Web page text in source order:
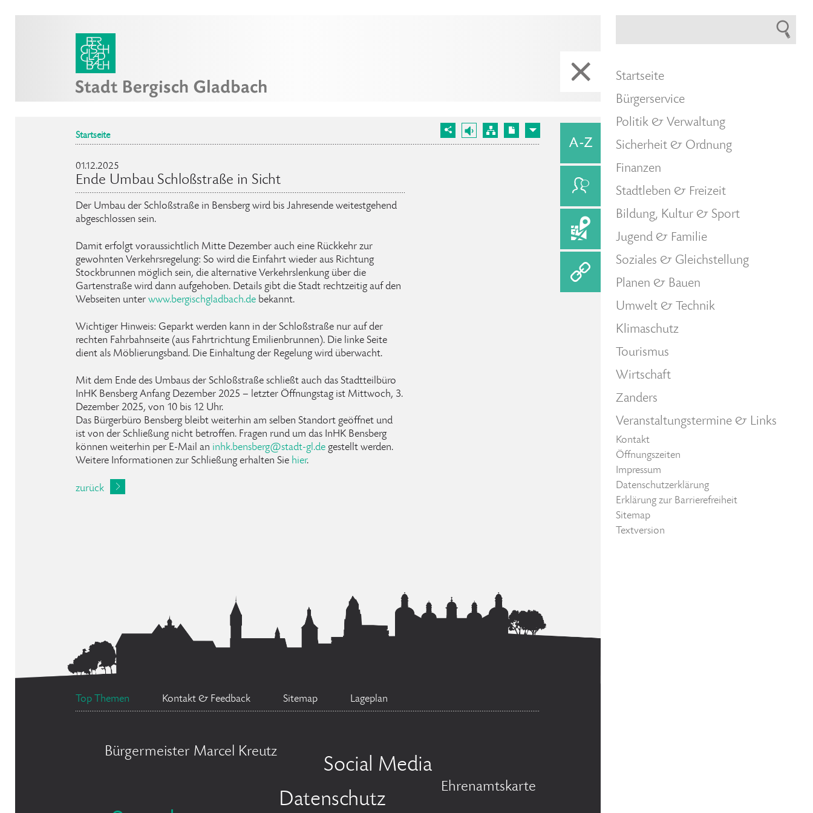
Startseite
01.12.2025
Ende Umbau Schloßstraße in Sicht
Der Umbau der Schloßstraße in Bensberg wird bis Jahresende weitestgehend
abgeschlossen sein.
Damit erfolgt voraussichtlich Mitte Dezember auch eine Rückkehr zur
gewohnten Verkehrsregelung: So wird die Einfahrt wieder aus Richtung
Stockbrunnen möglich sein, die alternative Verkehrslenkung über die
Gartenstraße wird dann aufgehoben. Details gibt die Stadt rechtzeitig auf den
Webseiten unter www.bergischgladbach.de bekannt.
Wichtiger Hinweis: Geparkt werden kann in der Schloßstraße nur auf der
rechten Fahrbahnseite (aus Fahrtrichtung Emilienbrunnen). Die linke Seite
dient als Möblierungsband. Die Einhaltung der Regelung wird überwacht.
Mit dem Ende des Umbaus der Schloßstraße schließt auch das Stadtteilbüro
InHK Bensberg Anfang Dezember 2025 – letzter Öffnungstag ist Mittwoch, 3.
Dezember 2025, von 10 bis 12 Uhr.
Das Bürgerbüro Bensberg bleibt weiterhin am selben Standort geöffnet und
ist von der Schließung nicht betroffen. Fragen rund um das InHK Bensberg
können weiterhin per E-Mail an inhk.bensberg@stadt-gl.de gestellt werden.
Weitere Informationen zur Schließung erhalten Sie hier.
zurück
Top Themen Kontakt & Feedback Sitemap Lageplan
Bürgermeister Marcel Kreutz
Social Media
Datenschutz
Ehrenamtskarte
Startseite
Bürgerservice
Politik & Verwaltung
Sicherheit & Ordnung
Finanzen
Stadtleben & Freizeit
Bildung, Kultur & Sport
Jugend & Familie
Soziales & Gleichstellung
Planen & Bauen
Umwelt & Technik
Klimaschutz
Tourismus
Wirtschaft
Zanders
Veranstaltungstermine & Links
Kontakt
Öffnungszeiten
Impressum
Datenschutzerklärung
Erklärung zur Barrierefreiheit
Sitemap
Textversion